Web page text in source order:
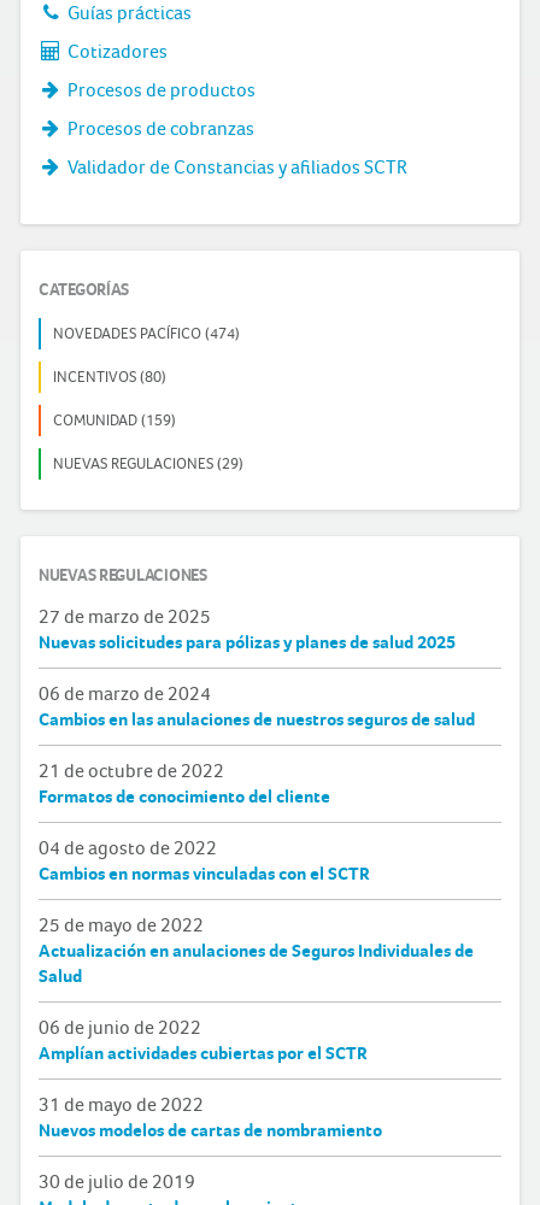
Guías prácticas
Cotizadores
Procesos de productos
Procesos de cobranzas
Validador de Constancias y afiliados SCTR
CATEGORÍAS
NOVEDADES PACÍFICO (474)
INCENTIVOS (80)
COMUNIDAD (159)
NUEVAS REGULACIONES (29)
NUEVAS REGULACIONES
27 de marzo de 2025
Nuevas solicitudes para pólizas y planes de salud 2025
06 de marzo de 2024
Cambios en las anulaciones de nuestros seguros de salud
21 de octubre de 2022
Formatos de conocimiento del cliente
04 de agosto de 2022
Cambios en normas vinculadas con el SCTR
25 de mayo de 2022
Actualización en anulaciones de Seguros Individuales de
Salud
06 de junio de 2022
Amplían actividades cubiertas por el SCTR
31 de mayo de 2022
Nuevos modelos de cartas de nombramiento
30 de julio de 2019